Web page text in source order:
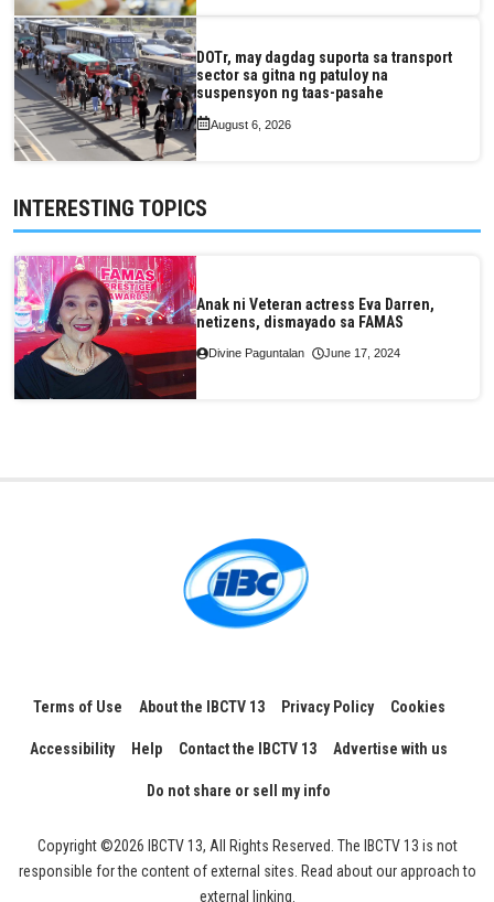
DOTr, may dagdag suporta sa transport
sector sa gitna ng patuloy na
suspensyon ng taas-pasahe
August 6, 2026
INTERESTING TOPICS
Anak ni Veteran actress Eva Darren,
netizens, dismayado sa FAMAS
Divine Paguntalan June 17, 2024
Terms of Use About the IBCTV 13 Privacy Policy Cookies
Accessibility Help Contact the IBCTV 13 Advertise with us
Do not share or sell my info
Copyright ©2026 IBCTV 13, All Rights Reserved. The IBCTV 13 is not
responsible for the content of external sites. Read about our approach to
external linking.